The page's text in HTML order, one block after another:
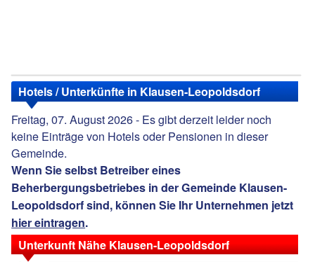
Hotels / Unterkünfte in Klausen-Leopoldsdorf
Freitag, 07. August 2026 - Es gibt derzeit leider noch
keine Einträge von Hotels oder Pensionen in dieser
Gemeinde.
Wenn Sie selbst Betreiber eines
Beherbergungsbetriebes in der Gemeinde Klausen-
Leopoldsdorf sind, können Sie Ihr Unternehmen jetzt
hier eintragen.
Unterkunft Nähe Klausen-Leopoldsdorf